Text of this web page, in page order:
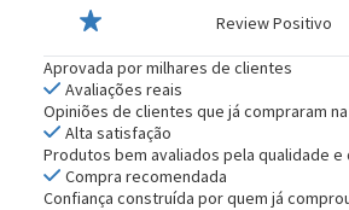
Review Positivo
Aprovada por milhares de clientes
Avaliações reais
Opiniões de clientes que já compraram
Alta satisfação
Produtos bem avaliados pela qualidade e
Compra recomendada
Confiança construída por quem já